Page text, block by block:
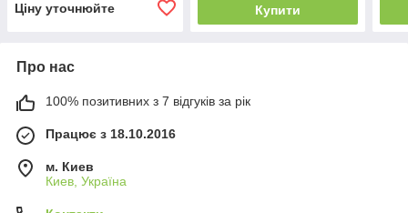
Ціну уточнюйте Купити
Про нас
100% позитивних з 7 відгуків за рік
Працює з 18.10.2016
м. Киев
Киев, Україна